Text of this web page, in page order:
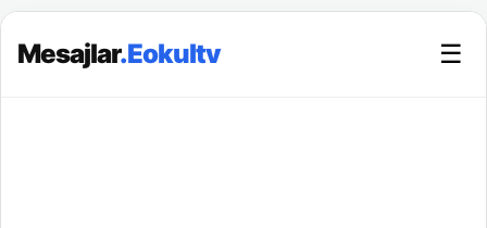
Mesajlar.Eokultv ☰